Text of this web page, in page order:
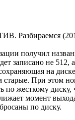
получил
записано не
на
При этом
жесткому
момент
по диску.